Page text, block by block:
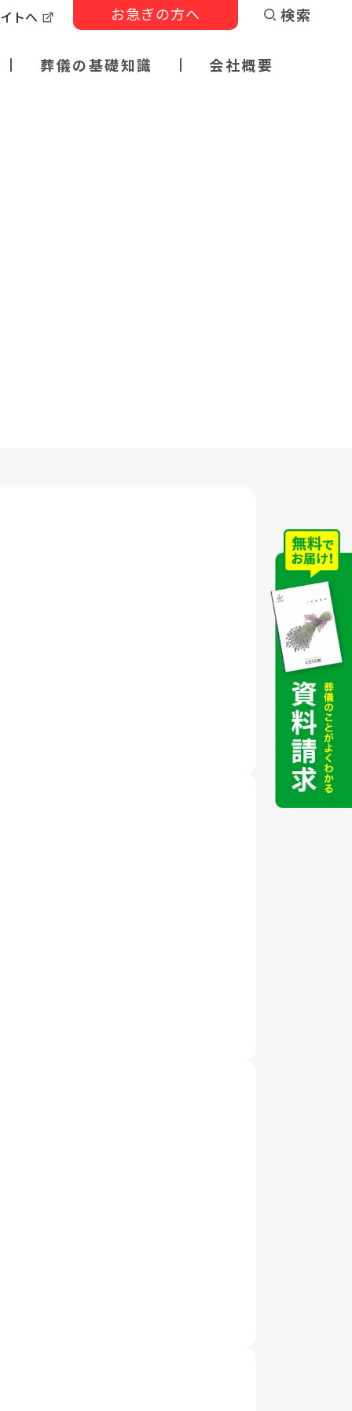
トへ お急ぎの方へ
葬儀の基礎知識 会社概要
検索